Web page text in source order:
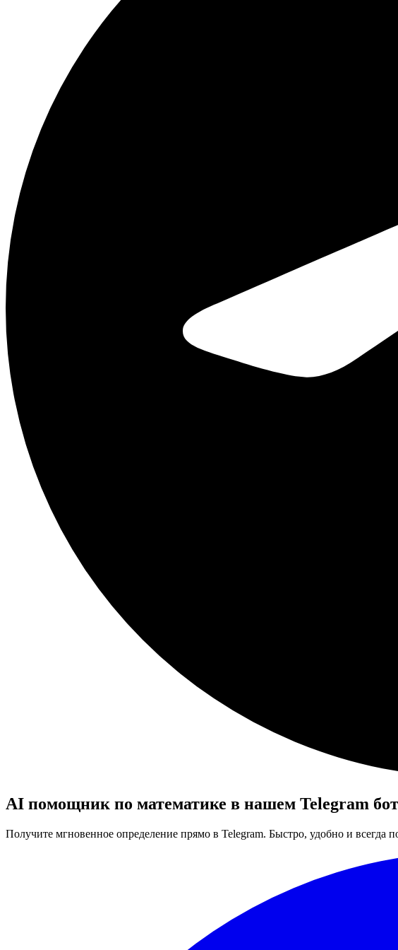
AI помощник по математике в нашем Telegram
Получите мгновенное определение прямо в Telegram. Быстро, удобно и всегда